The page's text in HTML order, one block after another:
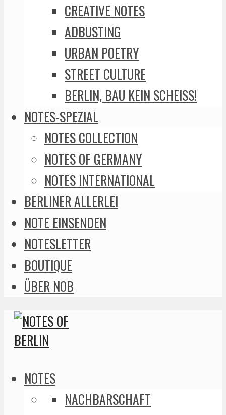
CREATIVE NOTES
ADBUSTING
URBAN POETRY
STREET CULTURE
BERLIN, BAU KEIN SCHEISS!
NOTES-SPEZIAL
NOTES COLLECTION
NOTES OF GERMANY
NOTES INTERNATIONAL
BERLINER ALLERLEI
NOTE EINSENDEN
NOTESLETTER
BOUTIQUE
ÜBER NOB
NOTES
NACHBARSCHAFT